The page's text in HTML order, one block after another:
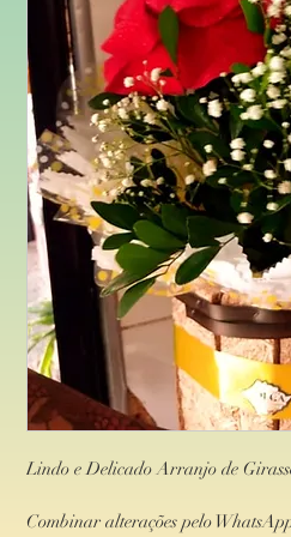
Lindo e Delicado Arranjo de
Combinar alterações pelo